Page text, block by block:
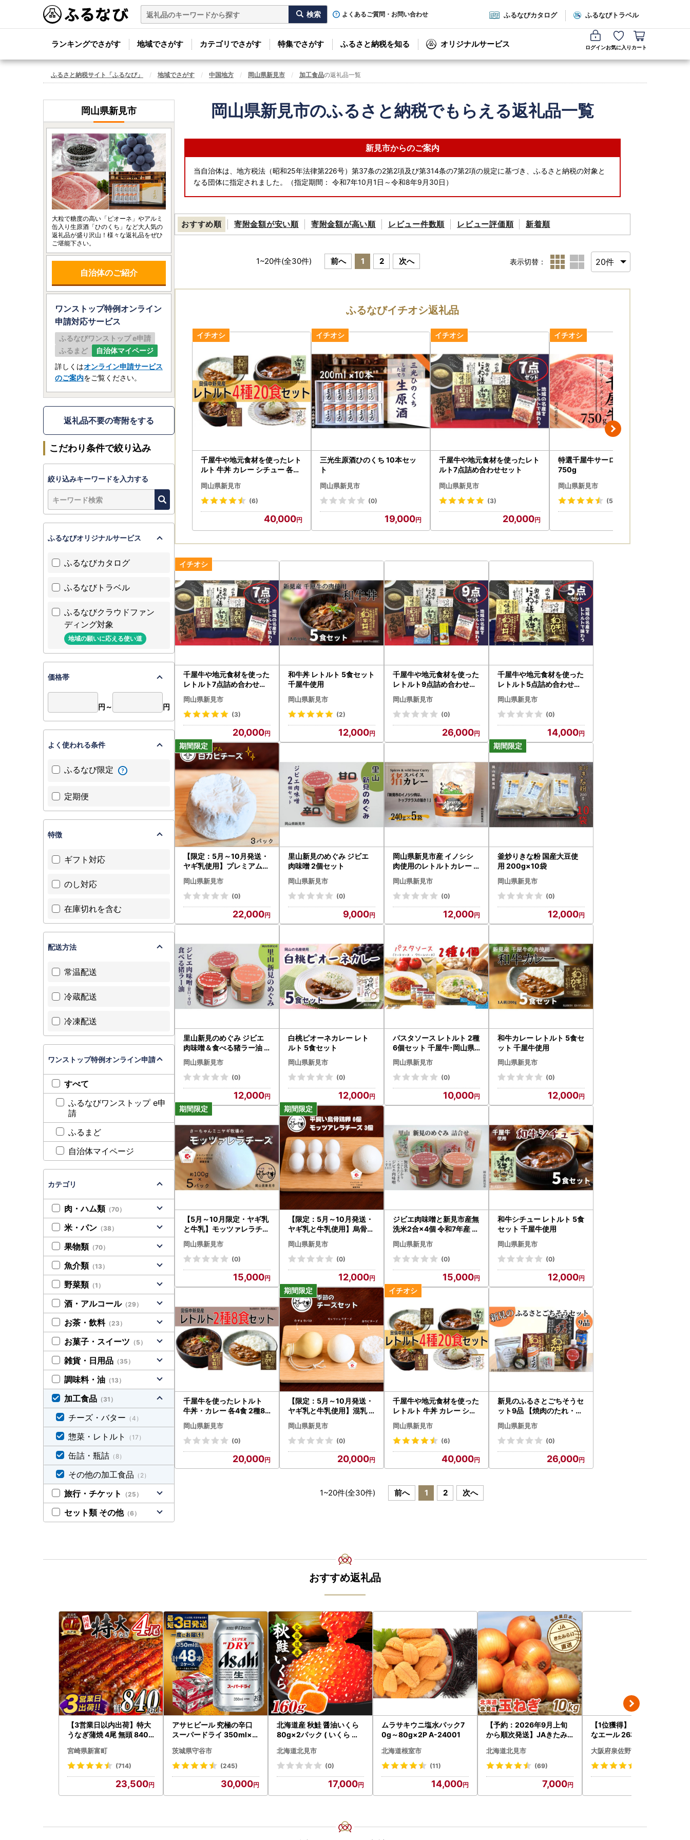
よくあるご質問・お問い合わせ ふるなびカタログ ふるなびトラベル
ランキングでさがす 地域でさがす カテゴリでさがす 特集でさがす ふるさと納税を知る オリジナルサービス ログインお気に入り カート
ふるさと納税サイト「ふるなび」 地域でさがす 中国地方 岡山県新見市 加工食品の返礼品一覧
岡山県新見市のふるさと納税でもらえる返礼品一覧
新見市からのご案内
当自治体は、地方税法（昭和25年法律第226号）第37条の2第2項及び第314条の7第2項の規定に基づき、ふるさと納税の対象と
なる団体に指定されました。（指定期間： 令和7年10月1日～令和8年9月30日）
おすすめ順 寄附金額が安い順 寄附金額が高い順 レビュー件数順 レビュー評価順 新着順
1~20件(全30件) 前へ 1 2 次へ 表示切替：
ふるなびイチオシ返礼品
千屋牛や地元食材を使ったレト
ルト 牛丼 カレー シチュー 各5
岡山県新見市
(6)
40,000
三光生原酒ひのくち 10本セッ
ト
岡山県新見市
(0)
19,000
千屋牛や地元食材を使ったレト
ルト7点詰め合わせセット
岡山県新見市
(3)
20,000
特選千屋牛サーロインステーキ
750g
岡山県新見市
(5)
千屋牛や地元食材を使った
レトルト7点詰め合わせセ
ット
岡山県新見市
(3)
20,000
和牛丼 レトルト 5食セット
千屋牛使用
岡山県新見市
(2)
12,000
千屋牛や地元食材を使った
レトルト9点詰め合わせセ
ット
岡山県新見市
(0)
26,000
千屋牛や地元食材を使った
レトルト5点詰め合わせセ
ット
岡山県新見市
(0)
14,000
【限定：5月～10月発送・
ヤギ乳使用】プレミアム白
カビチーズ 約100g×3パッ
ク
岡山県新見市
(0)
22,000
里山新見のめぐみ ジビエ
肉味噌 2個セット
岡山県新見市
(0)
9,000
岡山県新見市産 イノシシ
肉使用のレトルトカレー
スパイス猪カレー 240g×
5袋
岡山県新見市
(0)
12,000
釜炒りきな粉 国産大豆使
用 200g×10袋
岡山県新見市
(0)
12,000
里山新見のめぐみ ジビエ
肉味噌＆食べる猪ラー油
セット
岡山県新見市
(0)
12,000
白桃ピオーネカレー レト
ルト 5食セット
岡山県新見市
(0)
12,000
パスタソース レトルト 2種
6個セット 千屋牛･岡山県
産食材使用
岡山県新見市
(0)
10,000
和牛カレー レトルト 5食セ
ット 千屋牛使用
岡山県新見市
(0)
12,000
【5月～10月限定・ヤギ乳
と牛乳】モッツァレラチー
ズ 約100g×5パック
岡山県新見市
(0)
15,000
【限定：5月～10月発送・
ヤギ乳と牛乳使用】烏骨鶏
の卵 (6個) モッツァレラチ
ーズ (約100g×3)
岡山県新見市
(0)
12,000
ジビエ肉味噌と新見市産無
洗米2合×4個 令和7年産 詰
合せ
岡山県新見市
(0)
15,000
和牛シチュー レトルト 5食
セット 千屋牛使用
岡山県新見市
(0)
12,000
千屋牛を使ったレトルト
牛丼・カレー 各4食 2種8
岡山県新見市
(0)
20,000
【限定：5月～10月発送・
ヤギ乳と牛乳使用】混乳
季節のチーズ3種セット
岡山県新見市
(0)
20,000
千屋牛や地元食材を使った
レトルト 牛丼 カレー シチ
ュー 各5食 4種20食
岡山県新見市
(6)
40,000
新見のふるさとごちそうセ
ット9品 【焼肉のたれ・に
んにくオリーブオイル醤油
・千屋牛レトルト(カレー
・牛丼)・千屋牛ラーメン
・紅茶・日本酒・米・猪ラ
岡山県新見市
(0)
26,000
1~20件(全30件) 前へ 1 2 次へ
岡山県新見市
大粒で糖度の高い「ピオーネ」やアルミ
缶入り生原酒「ひのくち」など大人気の
返礼品が盛り沢山！様々な返礼品をぜひ
ご堪能下さい。
自治体のご紹介
ワンストップ特例オンライン
申請対応サービス
ふるなびワンストップ e申請
ふるまど
自治体マイページ
詳しくはオンライン申請サービス
のご案内をご覧ください。
返礼品不要の寄附をする
こだわり条件で絞り込み
絞り込みキーワードを入力する
ふるなびオリジナルサービス
ふるなびカタログ
ふるなびトラベル
ふるなびクラウドファン
ディング対象
地域の願いに応える使い道
価格帯
円～ 円
よく使われる条件
ふるなび限定
定期便
特徴
ギフト対応
のし対応
在庫切れを含む
配送方法
常温配送
冷蔵配送
冷凍配送
ワンストップ特例オンライン申請
すべて
ふるなびワンストップ e申
請
ふるまど
自治体マイページ
カテゴリ
肉・ハム類 （70）
米・パン （38）
果物類 （70）
魚介類 （13）
野菜類 （1）
酒・アルコール（29）
お茶・飲料（23）
お菓子・スイーツ （5）
雑貨・日用品 （35）
調味料・油 （13）
加工食品 （31）
チーズ・バター （4）
惣菜・レトルト （17）
缶詰・瓶詰 （8）
その他の加工食品 （2）
旅行・チケット （25）
セット類 その他（6）
おすすめ返礼品
【3営業日以内出荷】特大
うなぎ蒲焼 4尾 無頭 840g
宮崎県新富町
(714)
23,500
アサヒビール 究極の辛口
スーパードライ 350ml×4
茨城県守谷市
(245)
30,000
北海道産 秋鮭 醤油いくら
80g×2パック ( いくら イ
くら 醤油漬け パック 北海
道産 ふるさと納税 秋鮭 )【
北海道北見市
(0)
17,000
ムラサキウニ塩水パック7
0g～80g×2P A-24001
北海道根室市
(11)
14,000
【予約：2026年9月上旬
から順次発送】JAきたみ
g ( タマネギ たまねぎ 野菜
)【210-0003-2026】
北海道北見市
(69)
7,000
【1位獲得】ビール よなよ
なエール 26本 ビール
大阪府泉佐野市